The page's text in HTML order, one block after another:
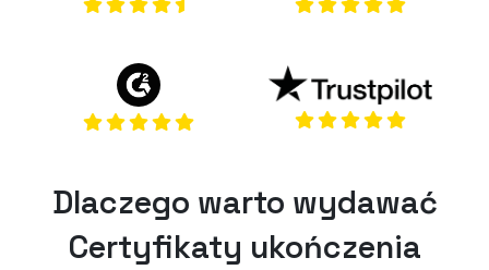
(opens in a new tab) (opens in a new
Dlaczego warto wydawać
Certyfikaty ukończenia